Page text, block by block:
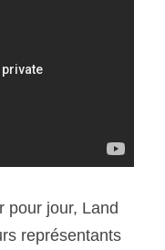
pour jour, Land
représentants